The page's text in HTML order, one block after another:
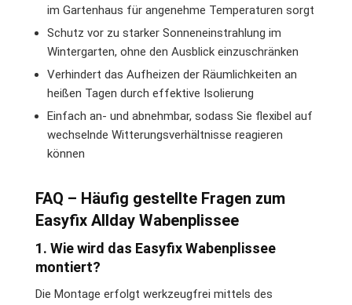
im Gartenhaus für angenehme Temperaturen sorgt
Schutz vor zu starker Sonneneinstrahlung im
Wintergarten, ohne den Ausblick einzuschränken
Verhindert das Aufheizen der Räumlichkeiten an
heißen Tagen durch effektive Isolierung
Einfach an- und abnehmbar, sodass Sie flexibel auf
wechselnde Witterungsverhältnisse reagieren
können
FAQ – Häufig gestellte Fragen zum
Easyfix Allday Wabenplissee
1. Wie wird das Easyfix Wabenplissee
montiert?
Die Montage erfolgt werkzeugfrei mittels des